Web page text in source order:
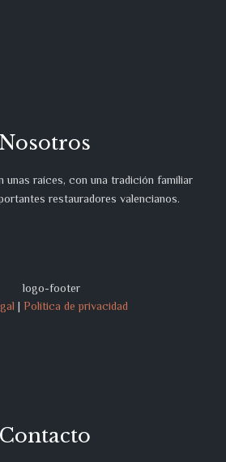
Nosotros
unas raíces, con una tradición familiar
restauradores valencianos.
| Política de privacidad
Contacto